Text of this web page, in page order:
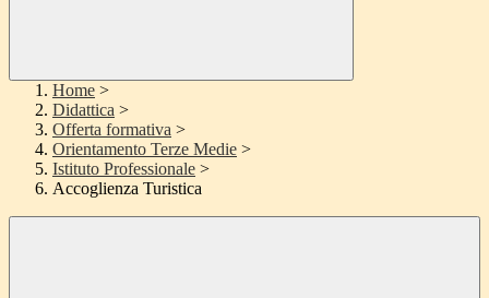
Home >
Didattica >
Offerta formativa >
Orientamento Terze Medie >
Istituto Professionale >
Accoglienza Turistica